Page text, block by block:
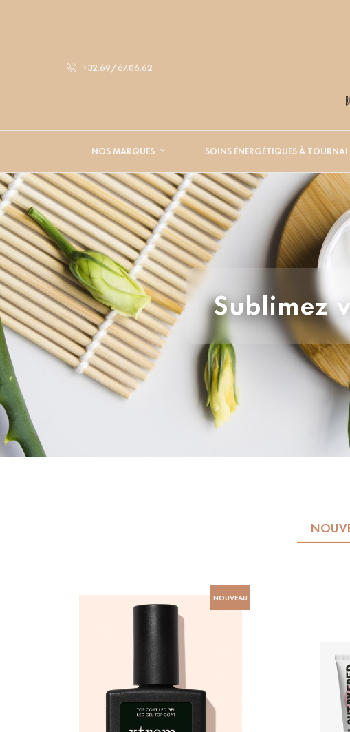
+32.69/67.06.62
NOS MARQUES SOINS ÉNERGÉTIQUES À TOURNAI
Sublimez
NOUVEAU